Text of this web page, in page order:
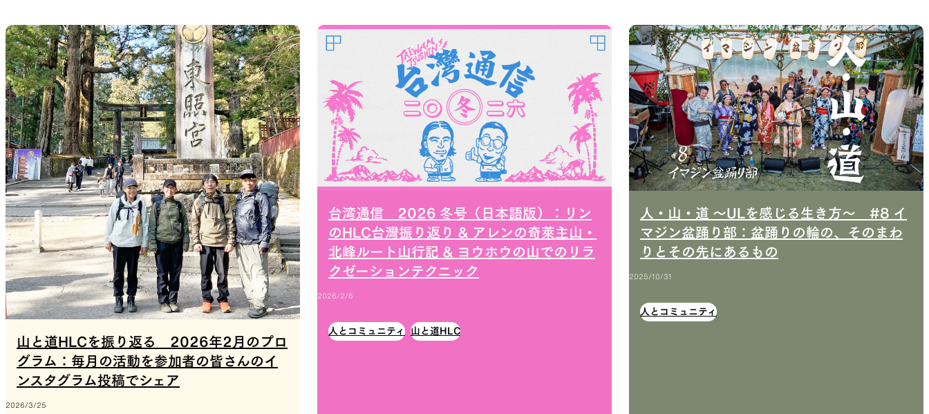
JACKETS
風や雨、寒さを防ぐシェル
HATS
ハイキングのためのヘッドウェア
ALL WEATHER
どんな状況にも対応する全天候型行動着
ACTIVE INSULATION
動いても蒸れにくい保温行動着
SLEEPING PADS
最軽量のスリーピングパッド 補修用パッチとバックパックのパーツ
山と道HLCを振り返る 2026年2月のプロ
グラム：毎月の活動を参加者の皆さんのイ
ンスタグラム投稿でシェア
2026/3/25
台湾通信 2026 冬号（日本語版）：リン
のHLC台灣振り返り & アレンの奇萊主山・
北峰ルート山行記 & ヨウホウの山でのリラ
クゼーションテクニック
2026/2/6
人とコミュニティ 山と道HLC
人・山・道 〜ULを感じる生き方〜 #8 イ
マジン盆踊り部：盆踊りの輪の、そのまわ
りとその先にあるもの
2025/10/31
人とコミュニティ